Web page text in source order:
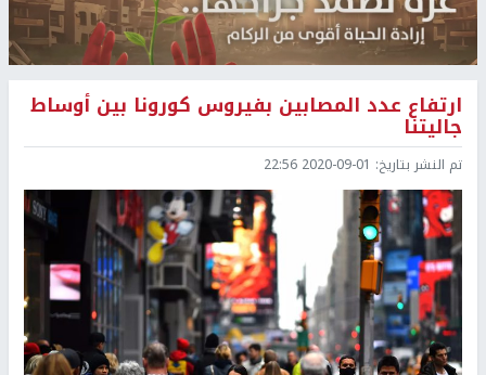
ارتفاع عدد المصابين بفيروس كورونا بين أوساط
جاليتنا
تم النشر بتاريخ: 2020-09-01 22:56